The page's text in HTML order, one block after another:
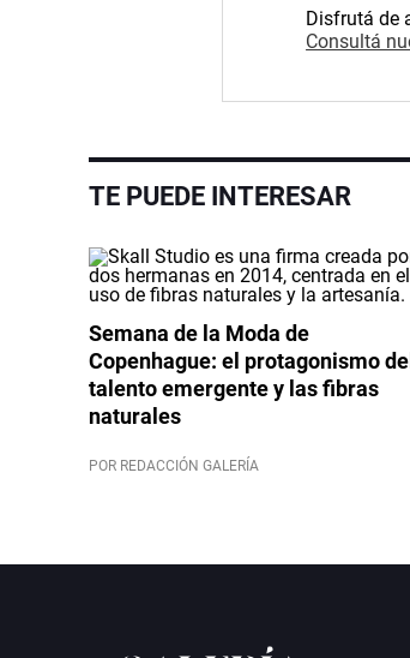
Disfrutá de
Consultá
TE PUEDE INTERESAR
Semana de la Moda de
Copenhague: el protagonismo
talento emergente y las fibras
naturales
POR REDACCIÓN GALERÍA